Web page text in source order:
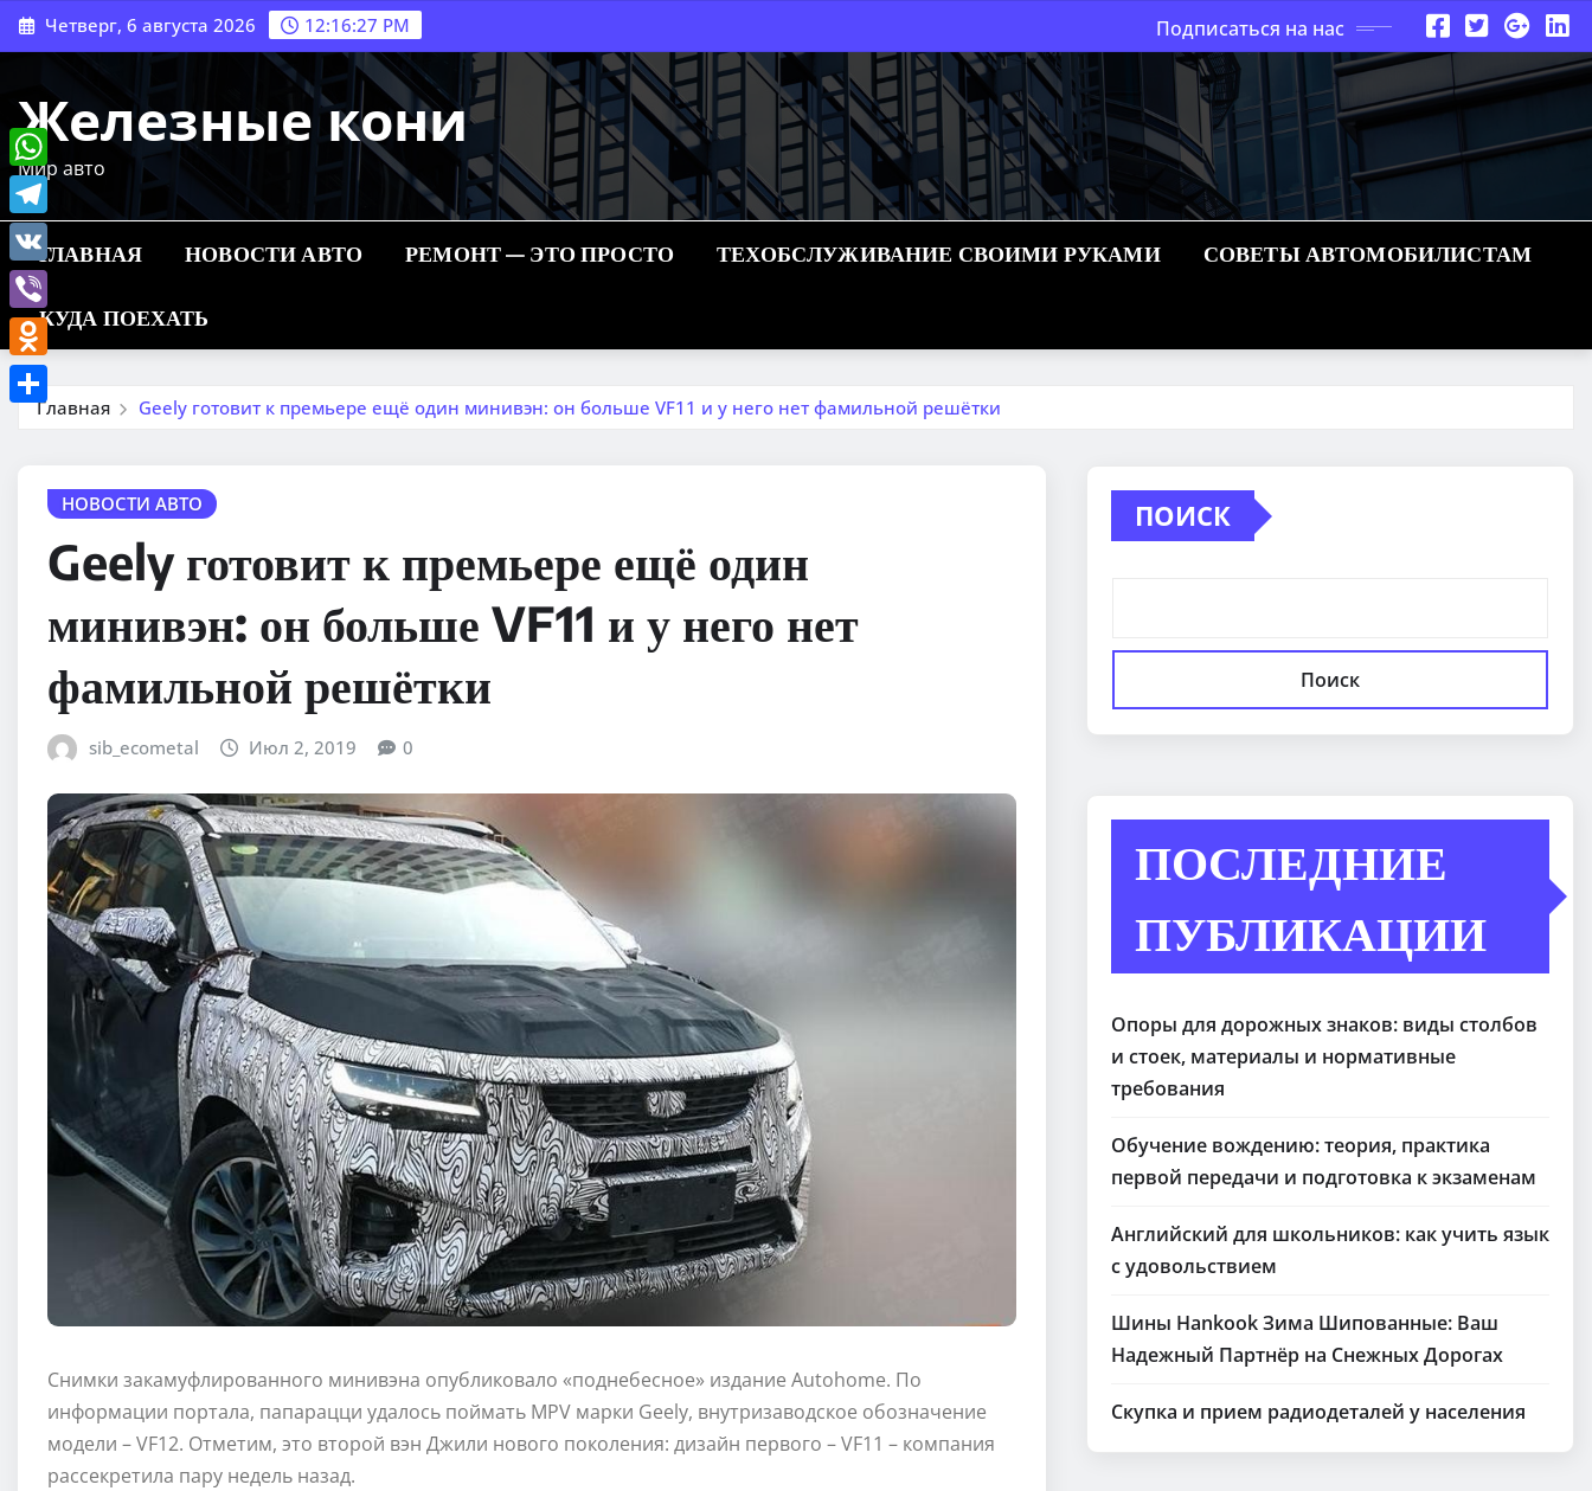
Перейти
к
Четверг, 6 августа 2026 12:16:29 PM Подписаться на нас
Железные кони
Мир авто
ГЛАВНАЯ НОВОСТИ АВТО РЕМОНТ — ЭТО ПРОСТО ТЕХОБСЛУЖИВАНИЕ СВОИМИ РУКАМИ СОВЕТЫ АВТОМОБИЛИСТАМ
КУДА ПОЕХАТЬ
Главная Geely готовит к премьере ещё один минивэн: он больше VF11 и у него нет фамильной решётки
НОВОСТИ АВТО
Geely готовит к премьере ещё один
минивэн: он больше VF11 и у него нет
фамильной решётки
sib_ecometal Июл 2, 2019 0
Снимки закамуфлированного минивэна опубликовало «поднебесное» издание Autohome. По
информации портала, папарацци удалось поймать MPV марки Geely, внутризаводское обозначение
модели – VF12. Отметим, это второй вэн Джили нового поколения: дизайн первого – VF11 – компания
рассекретила пару недель назад.
ПОИСК
Поиск
ПОСЛЕДНИЕ
ПУБЛИКАЦИИ
Опоры для дорожных знаков: виды столбов
и стоек, материалы и нормативные
требования
Обучение вождению: теория, практика
первой передачи и подготовка к экзаменам
Английский для школьников: как учить язык
с удовольствием
Шины Hankook Зима Шипованные: Ваш
Надежный Партнёр на Снежных Дорогах
Скупка и прием радиодеталей у населения
WhatsApp
Telegram
VK
Viber
Odnoklassniki
Отправить